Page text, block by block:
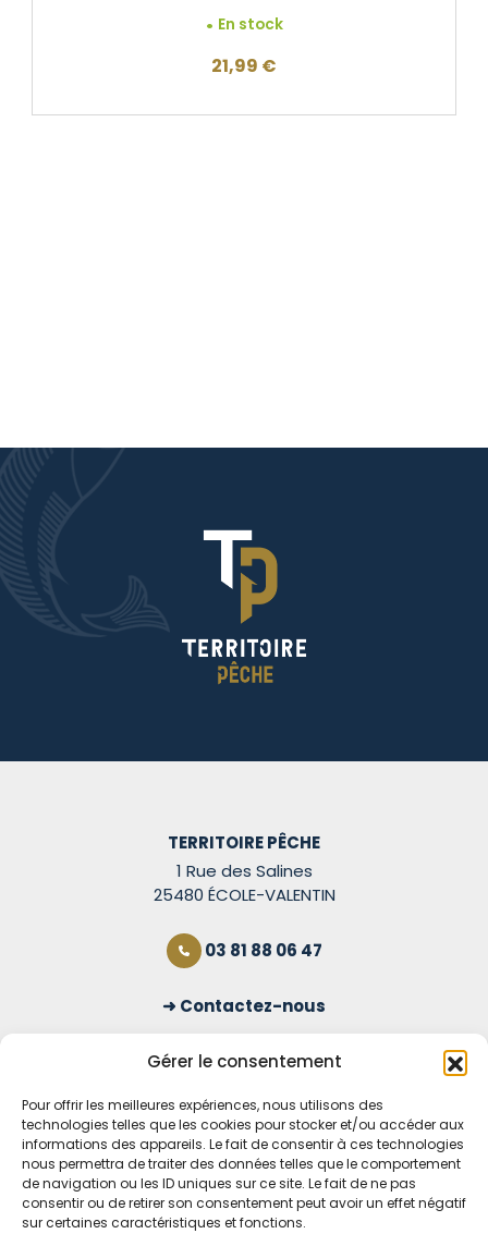
Gérer le consentement
Pour offrir les meilleures expériences, nous utilisons des
technologies telles que les cookies pour stocker et/ou accéder aux
informations des appareils. Le fait de consentir à ces technologies
nous permettra de traiter des données telles que le comportement
de navigation ou les ID uniques sur ce site. Le fait de ne pas
consentir ou de retirer son consentement peut avoir un effet négatif
sur certaines caractéristiques et fonctions.
En stock
21,99 €
TERRITOIRE PÊCHE
1 Rue des Salines
25480 ÉCOLE-VALENTIN
03 81 88 06 47
Contactez-nous
OUVERT TOUS LES JOURS
Voir nos horaires
MENTIONS LÉGALES